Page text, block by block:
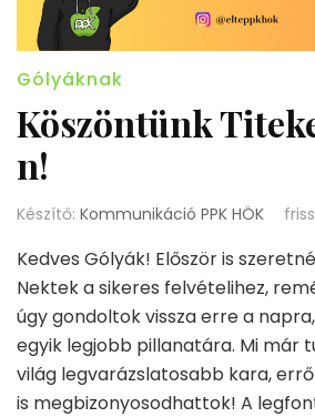
Gólyáknak
Köszöntünk
n!
Készítő: Kommunikáció PPK HÖK
Kedves Gólyák! Először is
Nektek a sikeres felvételihez,
úgy gondoltok vissza erre a
egyik legjobb pillanatára. Mi már
világ legvarázslatosabb kara,
is megbizonyosodhattok! A